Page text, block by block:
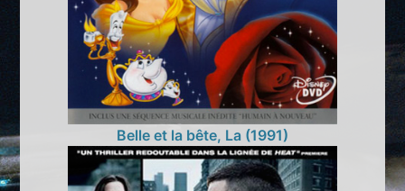
Belle et la bête, La (1991)